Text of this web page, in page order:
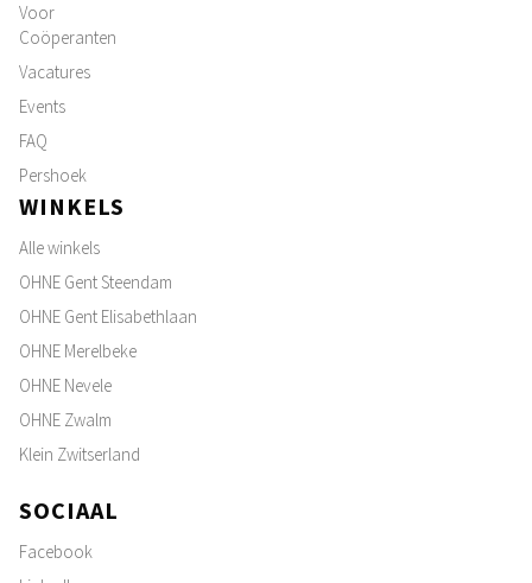
Voor
Coöperanten
Vacatures
Events
FAQ
Pershoek
WINKELS
Alle winkels
OHNE Gent Steendam
OHNE Gent Elisabethlaan
OHNE Merelbeke
OHNE Nevele
OHNE Zwalm
Klein Zwitserland
SOCIAAL
Facebook